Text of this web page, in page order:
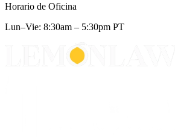
Horario de Oficina
Lun–Vie: 8:30am – 5:30pm PT